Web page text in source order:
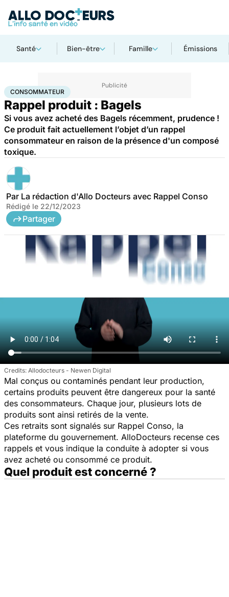
Santé Bien-être Famille Émissions
AccueilSantéConsommateur
CONSOMMATEUR
Rappel produit : Bagels
Si vous avez acheté des Bagels récemment, prudence !
Ce produit fait actuellement l’objet d’un rappel
consommateur en raison de la présence d'un composé
toxique.
Par La rédaction d'Allo Docteurs avec Rappel Conso
Rédigé le 22/12/2023
Partager
Allodocteurs - Newen Digital
Mal conçus ou contaminés pendant leur production,
certains produits peuvent être dangereux pour la santé
des consommateurs. Chaque jour, plusieurs lots de
produits sont ainsi retirés de la vente.
Ces retraits sont signalés sur Rappel Conso, la
plateforme du gouvernement. AlloDocteurs recense ces
rappels et vous indique la conduite à adopter si vous
avez acheté ou consommé ce produit.
Quel produit est concerné ?